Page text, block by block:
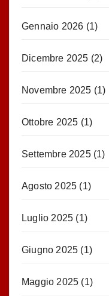
Gennaio 2026 (1)
Dicembre 2025 (2)
Novembre 2025 (1)
Ottobre 2025 (1)
Settembre 2025(1)
Agosto 2025 (1)
Luglio 2025 (1)
Giugno 2025 (1)
Maggio 2025 (1)